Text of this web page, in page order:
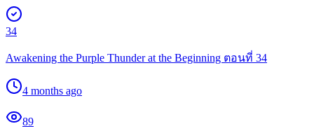
34
Awakening the Purple Thunder at the Beginning ตอนที่ 34
4 months ago
89